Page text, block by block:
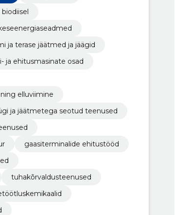
biodiisel
ja terase jäätmed ja jäägid
ja ehitusmasinate osad
elluviimine
ja jäätmetega seotud teenused
gaasiterminalide ehitustööd
tuhakõrvaldusteenused